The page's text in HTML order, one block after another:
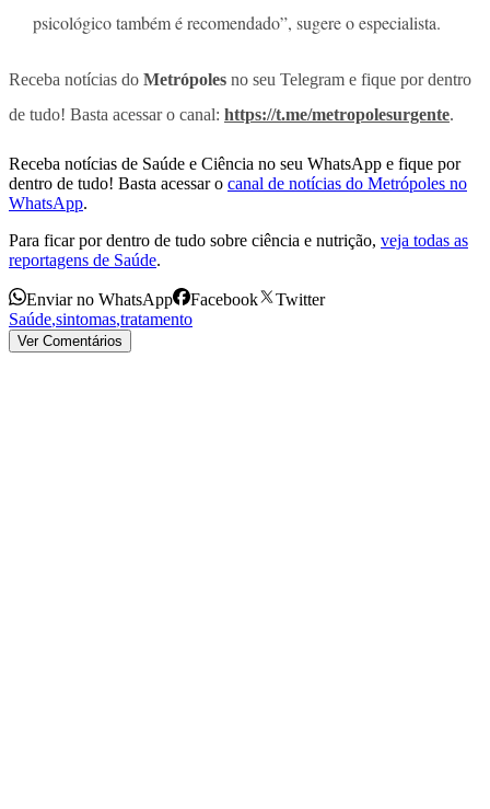
psicológico também é recomendado”, sugere o especialista.
Receba notícias do Metrópoles no seu Telegram e fique por dentro
de tudo! Basta acessar o canal: https://t.me/metropolesurgente.
Receba notícias de Saúde e Ciência no seu WhatsApp e fique por
dentro de tudo! Basta acessar o canal de notícias do Metrópoles no
WhatsApp.
Para ficar por dentro de tudo sobre ciência e nutrição, veja todas as
reportagens de Saúde.
Enviar no WhatsApp Facebook
Twitter
Saúde,sintomas,tratamento
Ver Comentários